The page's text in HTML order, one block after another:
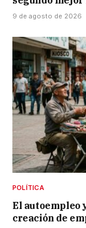
9 de agosto de 2026
POLÍTICA
El autoempleo
creación de